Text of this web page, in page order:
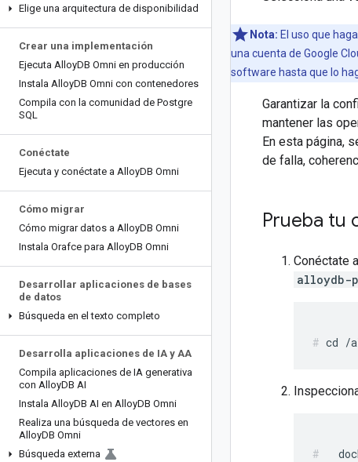
Elige una arquitectura de disponibilidad
Crear una implementación
Ejecuta AlloyDB Omni en producción
Instala AlloyDB Omni con contenedores
Compila con la comunidad de Postgre
SQL
Conéctate
Ejecuta y conéctate a AlloyDB Omni
Cómo migrar
Cómo migrar datos a AlloyDB Omni
Instala Orafce para AlloyDB Omni
Desarrollar aplicaciones de bases
de datos
Búsqueda en el texto completo
Desarrolla aplicaciones de IA y AA
Compila aplicaciones de IA generativa
con AlloyDB AI
Instala AlloyDB AI en AlloyDB Omni
Realiza una búsqueda de vectores en
AlloyDB Omni
Búsqueda externa
Nota: El uso que
una cuenta de Google
software hasta que lo
Garantizar la
mantener las
En esta página,
de falla,
Prueba tu
Conéctate
alloydb-